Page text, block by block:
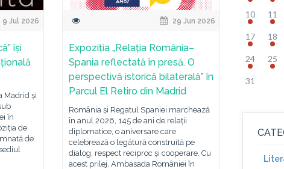
9 Jul 2026
își
Madrid și
în
de
de
29 Jun 2026
Expoziția „Relația România–
Spania reflectată în presă. O
perspectivă istorică bilaterală” în
Parcul El Retiro din Madrid
România și Regatul Spaniei marchează
în anul 2026, 145 de ani de relații
diplomatice, o aniversare care
celebrează o legătură construită pe
dialog, respect reciproc și cooperare. Cu
acest prilej, Ambasada României în
10 11
17 18
24 25
31